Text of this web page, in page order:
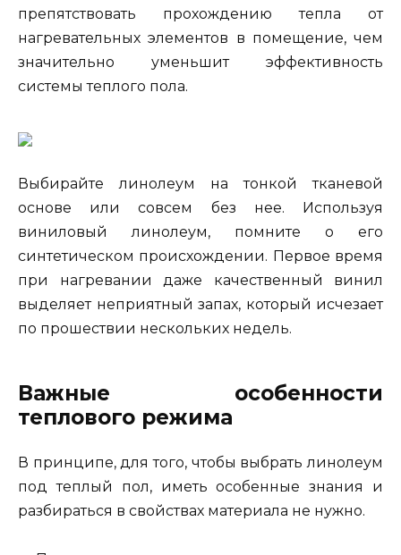
препятствовать прохождению тепла от
нагревательных элементов в помещение, чем
значительно уменьшит эффективность
системы теплого пола.
Выбирайте линолеум на тонкой тканевой
основе или совсем без нее. Используя
виниловый линолеум, помните о его
синтетическом происхождении. Первое время
при нагревании даже качественный винил
выделяет неприятный запах, который исчезает
по прошествии нескольких недель.
Важные особенности
теплового режима
В принципе, для того, чтобы выбрать линолеум
под теплый пол, иметь особенные знания и
разбираться в свойствах материала не нужно.